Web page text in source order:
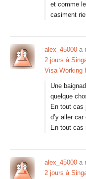
et comme
casiment
alex_45000 a
2 jours à
Visa Working
Une
quelque
En tout cas
d’y aller
En tout cas
alex_45000 a
2 jours à